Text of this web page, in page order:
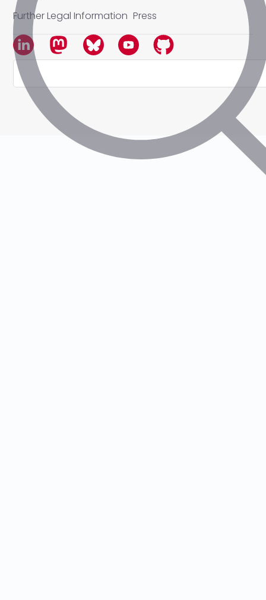
Further Legal Information Press